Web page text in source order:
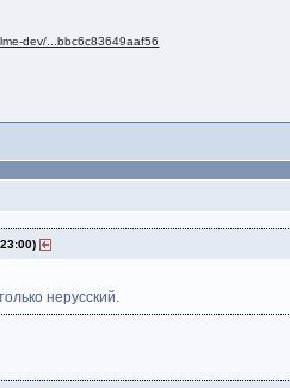
dev/...bbc6c83649aaf56
нерусский.